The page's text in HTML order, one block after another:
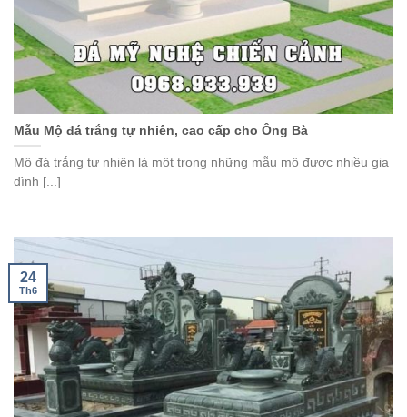
Mẫu Mộ đá trắng tự nhiên, cao cấp cho Ông Bà
Mộ đá trắng tự nhiên là một trong những mẫu mộ được nhiều gia
đình [...]
24
Th6